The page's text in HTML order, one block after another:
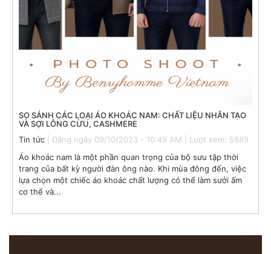
SO SÁNH CÁC LOẠI ÁO KHOÁC NAM: CHẤT LIỆU NHÂN TẠO
VÀ SỢI LÔNG CỪU, CASHMERE
Tin tức | Đăng ngày 09/10/2023 - 10:49 AM | Lượt xem: 5889
Áo khoác nam là một phần quan trọng của bộ sưu tập thời
trang của bất kỳ người đàn ông nào. Khi mùa đông đến, việc
lựa chọn một chiếc áo khoác chất lượng có thể làm sưởi ấm
cơ thể và...